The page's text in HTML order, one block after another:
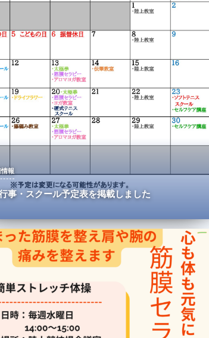
報
事・スクール予定表を掲載しました